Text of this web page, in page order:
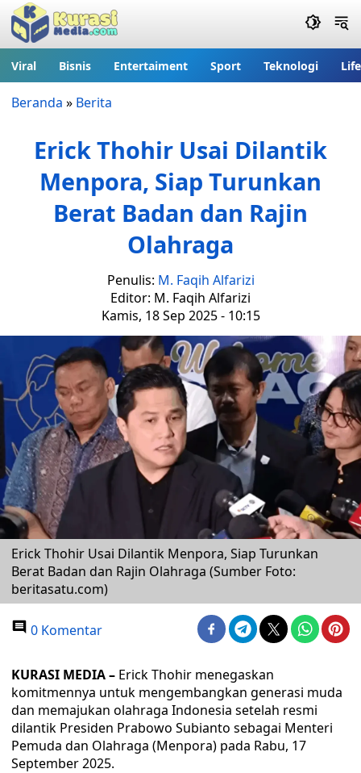
Viral Bisnis Entertaiment Sport Teknologi
Beranda » Berita
Erick Thohir Usai Dilantik
Menpora, Siap Turunkan
Berat Badan dan Rajin
Olahraga
Penulis: M. Faqih Alfarizi
Editor: M. Faqih Alfarizi
Kamis, 18 Sep 2025 - 10:15
Erick Thohir Usai Dilantik Menpora, Siap Turunkan
Berat Badan dan Rajin Olahraga (Sumber Foto:
beritasatu.com)
0 Komentar
KURASI MEDIA – Erick Thohir menegaskan
komitmennya untuk mengembangkan generasi muda
dan memajukan olahraga Indonesia setelah resmi
dilantik Presiden Prabowo Subianto sebagai Menteri
Pemuda dan Olahraga (Menpora) pada Rabu, 17
September 2025.